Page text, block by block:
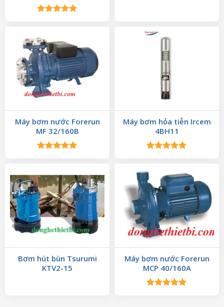
5 sao
Máy bơm nước Forerun
MF 32/160B
5 sao
Máy bơm hỏa tiễn Ircem
4BH11
5 sao
Bơm hút bùn Tsurumi
KTV2-15
Máy bơm nước Forerun
MCP 40/160A